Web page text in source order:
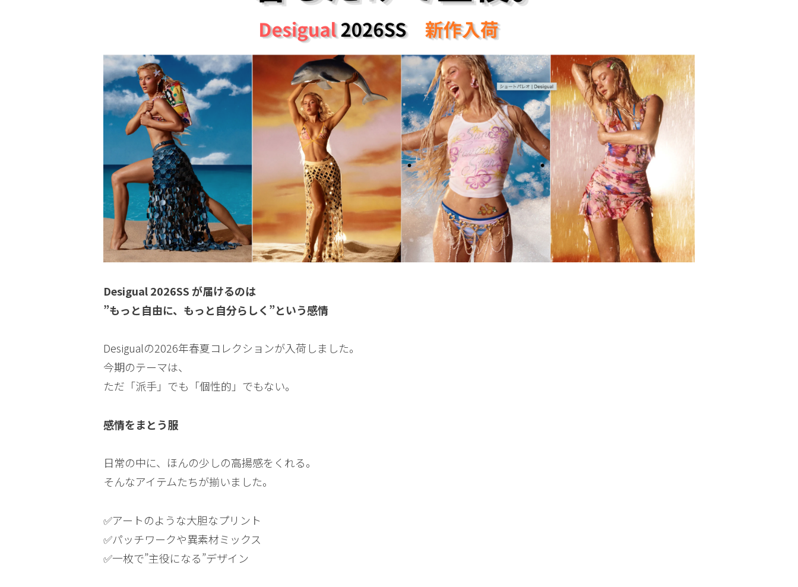
Desigual 2026SS が届けるのは
”もっと自由に、もっと自分らしく”という感情
Desigualの2026年春夏コレクションが入荷しました。
今期のテーマは、
ただ「派手」でも「個性的」でもない。
感情をまとう服
日常の中に、ほんの少しの高揚感をくれる。
そんなアイテムたちが揃いました。
✅アートのような大胆なプリント
✅パッチワークや異素材ミックス
✅一枚で”主役になる”デザイン